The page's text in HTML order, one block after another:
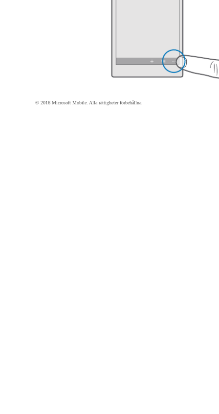
© 2016 Microsoft Mobile. Alla rättigheter förbehållna.